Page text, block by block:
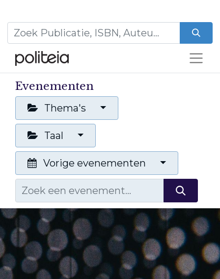
Evenementen
Thema's
Taal
Vorige evenementen